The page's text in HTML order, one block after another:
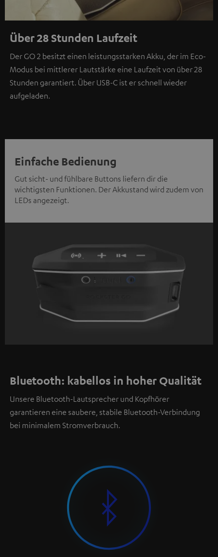
Über 28 Stunden Laufzeit
Der GO 2 besitzt einen leistungsstarken Akku, der im Eco-
Modus bei mittlerer Lautstärke eine Laufzeit von über 28
Stunden garantiert. Über USB-C ist er schnell wieder
aufgeladen.
Einfache Bedienung
Gut sicht- und fühlbare Buttons liefern dir die
wichtigsten Funktionen. Der Akkustand wird zudem von
LEDs angezeigt.
Bluetooth: kabellos in hoher Qualität
Unsere Bluetooth-Lautsprecher und Kopfhörer
garantieren eine saubere, stabile Bluetooth-Verbindung
bei minimalem Stromverbrauch.